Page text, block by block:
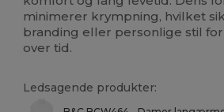
minimerer krympning, hvilket
branding eller personlige stil
over tid.
Ledsagende produkter: